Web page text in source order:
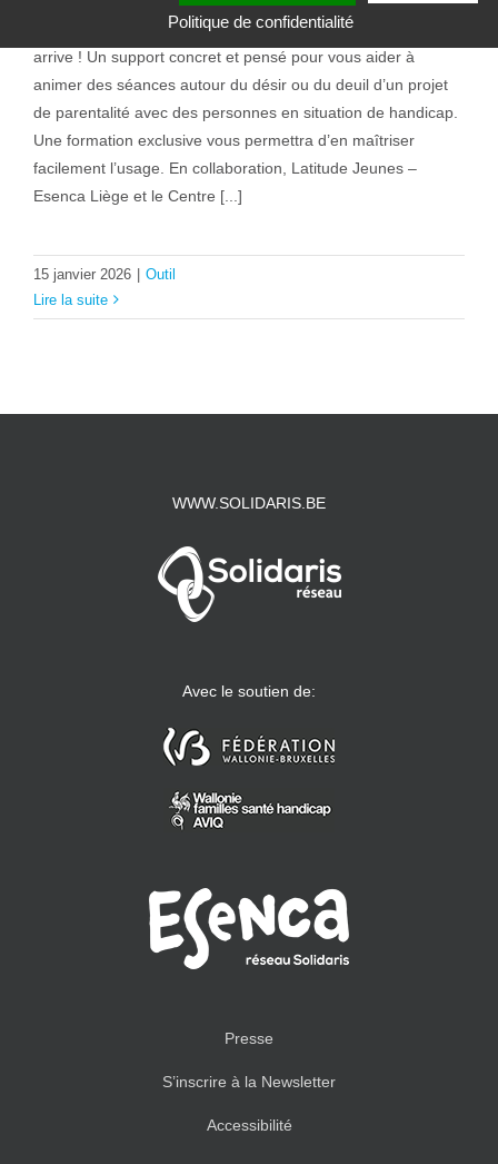
Entre désir et réalité En 2026, un nouvel outil d’animation
arrive ! Un support concret et pensé pour vous aider à
animer des séances autour du désir ou du deuil d’un projet
de parentalité avec des personnes en situation de handicap.
Une formation exclusive vous permettra d’en maîtriser
facilement l’usage. En collaboration, Latitude Jeunes –
Esenca Liège et le Centre [...]
15 janvier 2026
Outil
Lire la suite
WWW.SOLIDARIS.BE
Avec le soutien de:
Presse
S’inscrire à la Newsletter
Accessibilité
Politique de confidentialité